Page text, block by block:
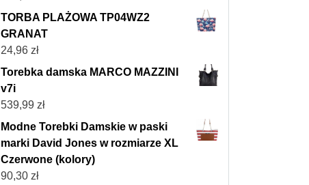
TORBA PLAŻOWA TP04WZ2
GRANAT
24,96 zł
Torebka damska MARCO MAZZINI
v7i
539,99 zł
Modne Torebki Damskie w paski
marki David Jones w rozmiarze XL
Czerwone (kolory)
90,30 zł